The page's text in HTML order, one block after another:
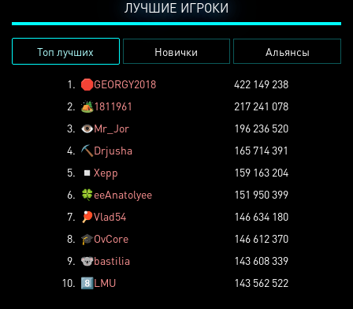
ЛУЧШИЕ ИГРОКИ
Топ лучших Новички Альянсы
1. 🛑GEORGY2018
422 149 238
2. 🏕️1811961
217 241 078
3. 👁️Mr_Jor
196 236 520
4. ⛏️ Drjusha
165 714 391
5.
◽ Xepp
159 163 204
6. 🍀eeAnatolyee
151 950 399
7.
🏓Vlad54
146 634 180
8. 🎓OvCore
146 612 370
9. 🐨bastilia
143 608 339
10. 8️⃣LMU 143 562 522